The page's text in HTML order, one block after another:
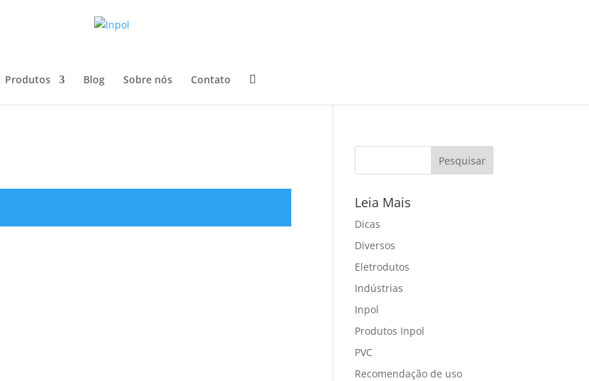
Produtos Blog Sobre nós Contato
Leia Mais
Dicas
Diversos
Eletrodutos
Indústrias
Inpol
Produtos Inpol
PVC
Recomendação de uso